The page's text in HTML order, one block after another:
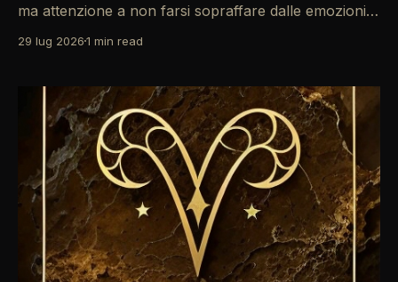
ma attenzione a non farsi sopraffare dalle emozioni.
possibilità di espansione personale e professionale,
portare a tensioni o ritardi. Mantieni la calma e agisci
29 lug 20261 min read